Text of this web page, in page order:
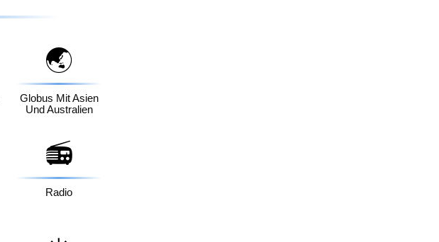
🌏
Globus Mit Asien
Und Australien
📻
Radio